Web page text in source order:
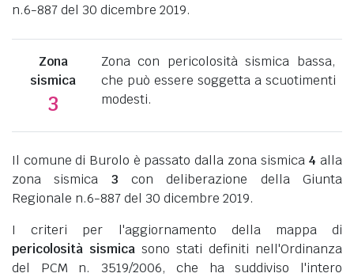
n.6-887 del 30 dicembre 2019.
Zona
sismica
3
Zona con pericolosità sismica bassa,
che può essere soggetta a scuotimenti
modesti.
Il comune di Burolo è passato dalla zona sismica 4 alla
zona sismica 3 con deliberazione della Giunta
Regionale n.6-887 del 30 dicembre 2019.
I criteri per l'aggiornamento della mappa di
pericolosità sismica sono stati definiti nell'Ordinanza
del PCM n. 3519/2006, che ha suddiviso l'intero